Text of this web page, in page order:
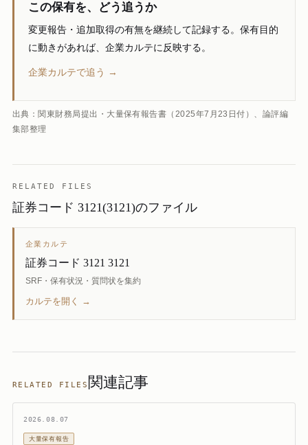
この保有を、どう追うか
変更報告・追加取得の有無を継続して記録する。保有目的
に動きがあれば、企業カルテに反映する。
企業カルテで追う →
出典：関東財務局提出・大量保有報告書（2025年7月23日付）、論評編
集部整理
RELATED FILES
証券コード 3121(3121)のファイル
企業カルテ
証券コード 3121 3121
SRF・保有状況・質問状を集約
カルテを開く →
RELATED FILES 関連記事
2026.08.07
大量保有報告